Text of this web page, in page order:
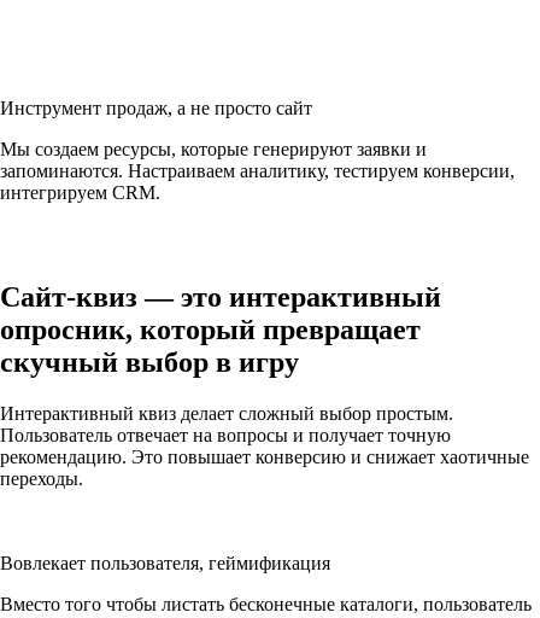
Инструмент продаж, а не просто сайт
Мы создаем ресурсы, которые генерируют заявки и
запоминаются. Настраиваем аналитику, тестируем конверсии,
интегрируем CRM.
Сайт-квиз — это интерактивный
опросник, который превращает
скучный выбор в игру
Интерактивный квиз делает сложный выбор простым.
Пользователь отвечает на вопросы и получает точную
рекомендацию. Это повышает конверсию и снижает хаотичные
переходы.
Вовлекает пользователя, геймификация
Вместо того чтобы листать бесконечные каталоги, пользователь